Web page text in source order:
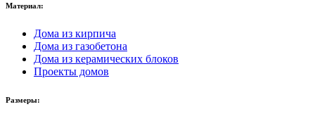
Материал:
Дома из кирпича
Дома из газобетона
Дома из керамических блоков
Проекты домов
Размеры: